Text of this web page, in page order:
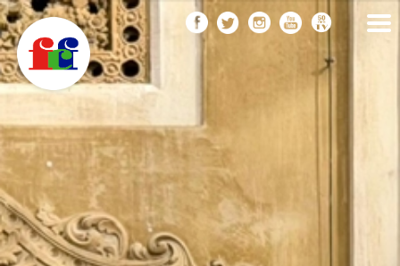
Vés
al
contingut
FEDERACIÓ CATALANA
DE FOTOGRAFIA
F
C
F